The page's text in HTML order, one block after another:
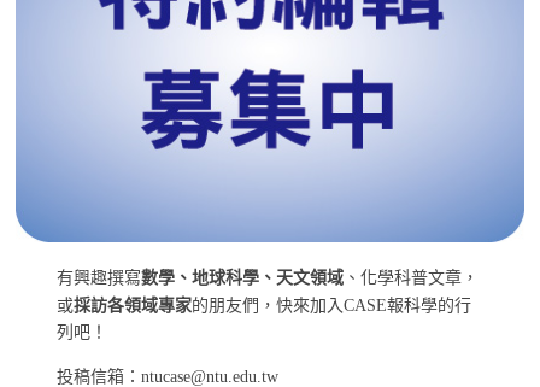
有興趣撰寫數學、地球科學、天文領域 、化學科普文章，
或採訪各領域專家的朋友們，快來加入CASE報科學的行
列吧！
投稿信箱：ntucase@ntu.edu.tw